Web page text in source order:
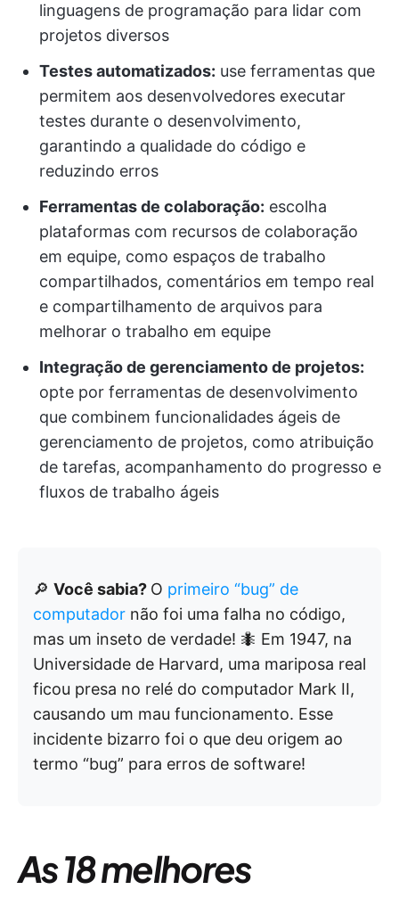
linguagens de programação para lidar com
projetos diversos
Testes automatizados: use ferramentas que
permitem aos desenvolvedores executar
testes durante o desenvolvimento,
garantindo a qualidade do código e
reduzindo erros
Ferramentas de colaboração: escolha
plataformas com recursos de colaboração
em equipe, como espaços de trabalho
compartilhados, comentários em tempo real
e compartilhamento de arquivos para
melhorar o trabalho em equipe
Integração de gerenciamento de projetos:
opte por ferramentas de desenvolvimento
que combinem funcionalidades ágeis de
gerenciamento de projetos, como atribuição
de tarefas, acompanhamento do progresso e
fluxos de trabalho ágeis
🔎 Você sabia? O primeiro “bug” de
computador não foi uma falha no código,
mas um inseto de verdade! 🐜 Em 1947, na
Universidade de Harvard, uma mariposa real
ficou presa no relé do computador Mark II,
causando um mau funcionamento. Esse
incidente bizarro foi o que deu origem ao
termo “bug” para erros de software!
As 18 melhores